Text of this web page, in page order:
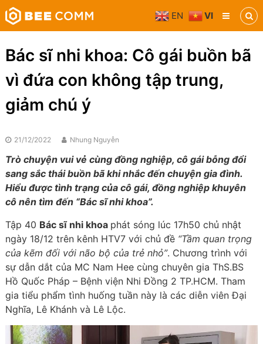
Skip
to
content
Bee
Comm
Truyền
thông
phương
tiện
Bác sĩ nhi khoa: Cô gái buồn bã
vì đứa con không tập trung,
giảm chú ý
21/12/2022 Nhung Nguyễn
Trò chuyện vui vẻ cùng đồng nghiệp, cô gái bỗng đổi
sang sắc thái buồn bã khi nhắc đến chuyện gia đình.
Hiểu được tình trạng của cô gái, đồng nghiệp khuyên
cô nên tìm đến “Bác sĩ nhi khoa”.
Tập 40 Bác sĩ nhi khoa phát sóng lúc 17h50 chủ nhật
ngày 18/12 trên kênh HTV7 với chủ đề “Tầm quan trọng
của kẽm đối với não bộ của trẻ nhỏ”. Chương trình với
sự dẫn dắt của MC Nam Hee cùng chuyên gia ThS.BS
Hồ Quốc Pháp – Bệnh viện Nhi Đồng 2 TP.HCM. Tham
gia tiểu phẩm tình huống tuần này là các diễn viên Đại
Nghĩa, Lê Khánh và Lê Lộc.
EN VI